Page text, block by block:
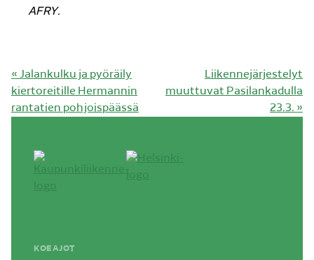
AFRY.
« Edellinen
artikkeli:
Jalankulku ja pyöräily
kiertoreitille Hermannin
rantatien pohjoispäässä
Seuraava
artikkeli:
Liikennejärjestelyt
muuttuvat Pasilankadulla
23.3. »
KOEAJOT